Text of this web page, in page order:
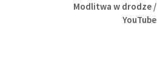
Modlitwa w drodze /
YouTube